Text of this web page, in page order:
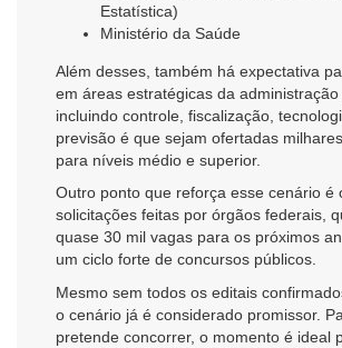
Estatística)
Ministério da Saúde
Além desses, também há expectativa
em áreas estratégicas da administração
incluindo controle, fiscalização,
previsão é que sejam ofertadas
para níveis médio e superior.
Outro ponto que reforça esse cenário é
solicitações feitas por órgãos federais,
quase 30 mil vagas para os próximos
um ciclo forte de concursos públicos.
Mesmo sem todos os editais
o cenário já é considerado promissor.
pretende concorrer, o momento é ideal